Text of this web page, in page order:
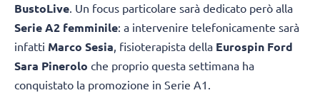
BustoLive. Un focus particolare sarà dedicato però alla
Serie A2 femminile: a intervenire telefonicamente sarà
infatti Marco Sesia, fisioterapista della Eurospin Ford
Sara Pinerolo che proprio questa settimana ha
conquistato la promozione in Serie A1.